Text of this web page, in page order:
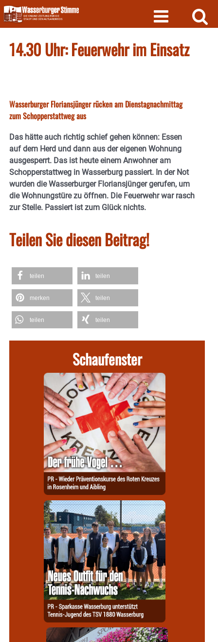
Skip
to
content
14.30 Uhr: Feuerwehr im Einsatz
Wasserburger Floriansjünger rücken am Dienstagnachmittag
zum Schopperstattweg aus
Das hätte auch richtig schief gehen können: Essen
auf dem Herd und dann aus der eigenen Wohnung
ausgesperrt. Das ist heute einem Anwohner am
Schopperstattweg in Wasserburg passiert. In der Not
wurden die Wasserburger Floriansjünger gerufen, um
die Wohnungstüre zu öffnen. Die Feuerwehr war rasch
zur Stelle. Passiert ist zum Glück nichts.
Teilen Sie diesen Beitrag!
teilen teilen
merken teilen
teilen teilen
Schaufenster